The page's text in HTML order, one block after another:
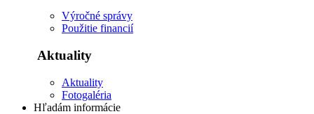
Výročné správy
Použitie financií
Aktuality
Aktuality
Fotogaléria
Hľadám informácie